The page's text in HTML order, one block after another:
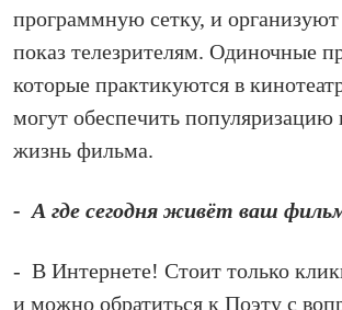
программную сетку, и
показ телезрителям. Одиночные
которые практикуются в
могут обеспечить
жизнь фильма.
- А где сегодня живёт ваш
- В Интернете! Стоит только
и можно обратиться к Поэту с